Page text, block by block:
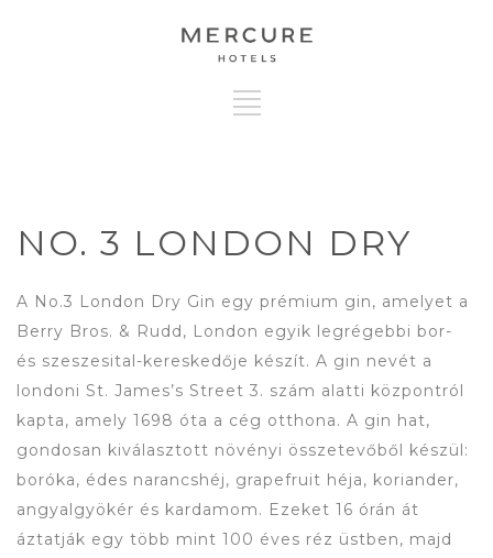
NO. 3 LONDON DRY
A No.3 London Dry Gin egy prémium gin, amelyet a
Berry Bros. & Rudd, London egyik legrégebbi bor-
és szeszesital-kereskedője készít. A gin nevét a
londoni St. James’s Street 3. szám alatti központról
kapta, amely 1698 óta a cég otthona. A gin hat,
gondosan kiválasztott növényi összetevőből készül:
boróka, édes narancshéj, grapefruit héja, koriander,
angyalgyökér és kardamom. Ezeket 16 órán át
áztatják egy több mint 100 éves réz üstben, majd